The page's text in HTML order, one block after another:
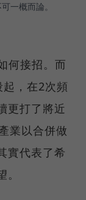
一概而論。
何接招。而
，在2次頻
更打了將近
業以合併做
實代表了希